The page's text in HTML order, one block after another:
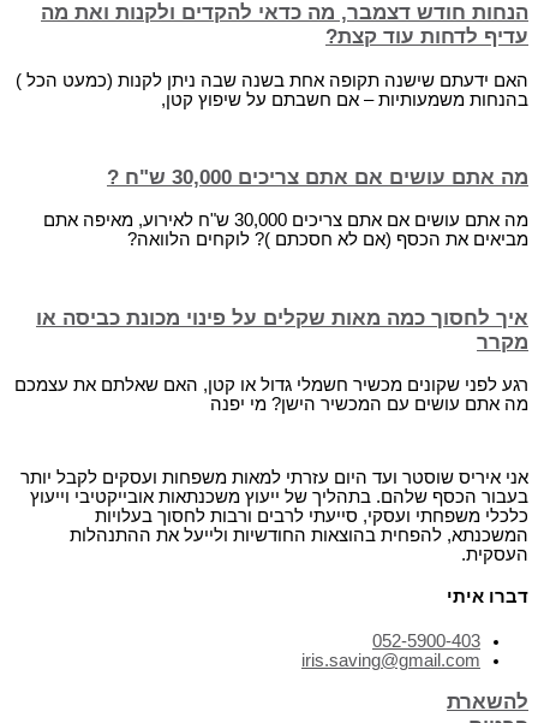
הנחות חודש דצמבר, מה כדאי להקדים ולקנות ואת מה
עדיף לדחות עוד קצת?
האם ידעתם שישנה תקופה אחת בשנה שבה ניתן לקנות (כמעט הכל )
בהנחות משמעותיות – אם חשבתם על שיפוץ קטן,
מה אתם עושים אם אתם צריכים 30,000 ש"ח ?
מה אתם עושים אם אתם צריכים 30,000 ש"ח לאירוע, מאיפה אתם
מביאים את הכסף (אם לא חסכתם )? לוקחים הלוואה?
איך לחסוך כמה מאות שקלים על פינוי מכונת כביסה או
מקרר
רגע לפני שקונים מכשיר חשמלי גדול או קטן, האם שאלתם את עצמכם
מה אתם עושים עם המכשיר הישן? מי יפנה
אני איריס שוסטר ועד היום עזרתי למאות משפחות ועסקים לקבל יותר
בעבור הכסף שלהם. בתהליך של ייעוץ משכנתאות אובייקטיבי וייעוץ
כלכלי משפחתי ועסקי, סייעתי לרבים ורבות לחסוך בעלויות
המשכנתא, להפחית בהוצאות החודשיות ולייעל את ההתנהלות
העסקית.
דברו איתי
052-5900-403
iris.saving@gmail.com
להשארת